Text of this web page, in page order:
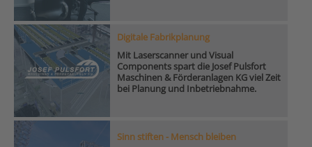
Digitale Fabrikplanung
Mit Laserscanner und Visual
Components spart die Josef Pulsfort
Maschinen & Förderanlagen KG viel Zeit
bei Planung und Inbetriebnahme.
Sinn stiften - Mensch bleiben